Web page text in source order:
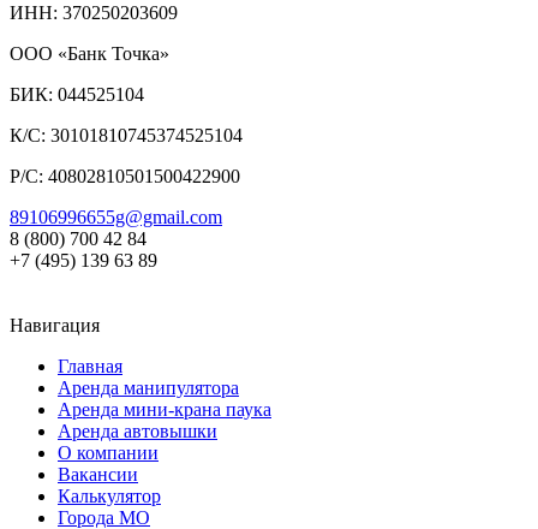
ИНН: 370250203609
ООО «Банк Точка»
БИК: 044525104
К/С: 30101810745374525104
Р/С: 40802810501500422900
89106996655g@gmail.com
8 (800) 700 42 84
+7 (495) 139 63 89
Навигация
Главная
Аренда манипулятора
Аренда мини-крана паука
Аренда автовышки
О компании
Вакансии
Калькулятор
Города МО